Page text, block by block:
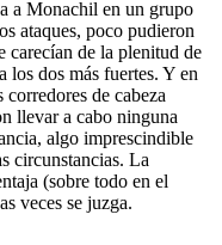
a Monachil en un grupo
ataques, poco pudieron
carecían de la plenitud de
los dos más fuertes. Y en
de cabeza
llevar a cabo ninguna
algo imprescindible
circunstancias. La
(sobre todo en el
veces se juzga.